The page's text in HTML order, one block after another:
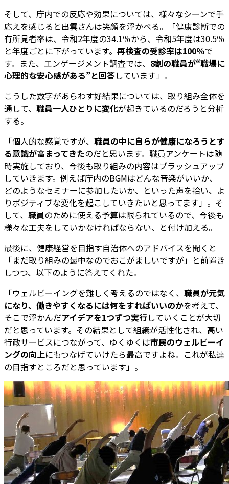
そして、庁内での反応や効果については、様々なシーンで手
応えを感じると出雲さんは笑顔を浮かべる。「健康診断での
有所見者率は、令和2年度の34.1％から、令和5年度は30.5％
と年度ごとに下がっています。 再検査の受診率は100％で
す。また、エンゲージメント調査では、 8割の職員が“職場に
心理的な安心感がある”と回答しています」。
こうした数字があらわす好結果については、取り組み全体を
通して、 職員一人ひとりに変化が起きているのだろうと分析
する。
「個人的な感覚ですが、 職員の中に自らが健康になろうとす
る意識が高まってきたのだと思います。職員アンケートは随
時実施しており、今後も取り組みの内容はブラッシュアップ
していきます。例えば庁内のBGMはどんな音楽がいいか、
どのようなセミナーに参加したいか、といった声を拾い、よ
りポジティブな変化を起こしていきたいと思ってます」。そ
して、職員のために使える予算は限られているので、今後も
様々な工夫をしていかなければならない、と付け加える。
最後に、健康経営を目指す自治体へのアドバイスを聞くと
「まだ取り組みの最中なのでおこがましいですが」と前置き
しつつ、以下のように答えてくれた。
「ウェルビーイングを難しく考えるのではなく、 職員が元気
になり、働きやすくなるには何をすればいいのかを考えて、
そこで浮かんだアイデアを1つずつ実行していくことが大切
だと思っています。その結果として組織が活性化され、高い
行政サービスにつながって、ゆくゆくは市民のウェルビーイ
ングの向上にもつなげていけたら最高ですよね。これが私達
の目指すところだと思っています」。